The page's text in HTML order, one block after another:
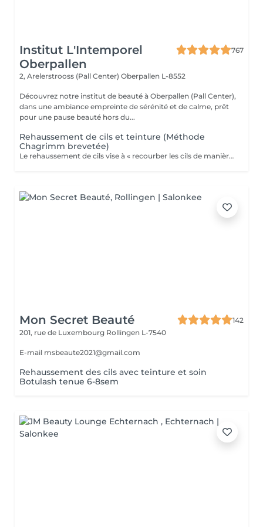
Institut L'Intemporel
Oberpallen
767
2, Arelerstrooss (Pall Center) Oberpallen L-8552
Découvrez notre institut de beauté à Oberpallen (Pall Center),
dans une ambiance empreinte de sérénité et de calme, prêt
pour une pause beauté hors du...
Rehaussement de cils et teinture (Méthode
Chagrimm brevetée)
Le rehaussement de cils vise à « recourber les cils de manière naturelle afin de les galber et leur donner un effet mascara ». Et ce, sans même utiliser votre maquillage. Cela permet d'embellir et d'ouvrir le regard tout en lui donnant de la douceur, et ce, pour une durée moyenne de six semaines. Ultra-pratique pour une routine make-up allégée et un regard perçant dès le réveil. Ne remplacera jamais l'effet mascara. SVP pour éviter toute réaction ne pas venir avec des lentilles de contact ou prévoir le nécessaire pour les retirer avant la prestation et attendre minimum 3 mois entre deux rehaussements !
Mon Secret Beauté
142
201, rue de Luxembourg Rollingen L-7540
E-mail msbeaute2021@gmail.com
Rehaussement des cils avec teinture et soin
Botulash tenue 6-8sem